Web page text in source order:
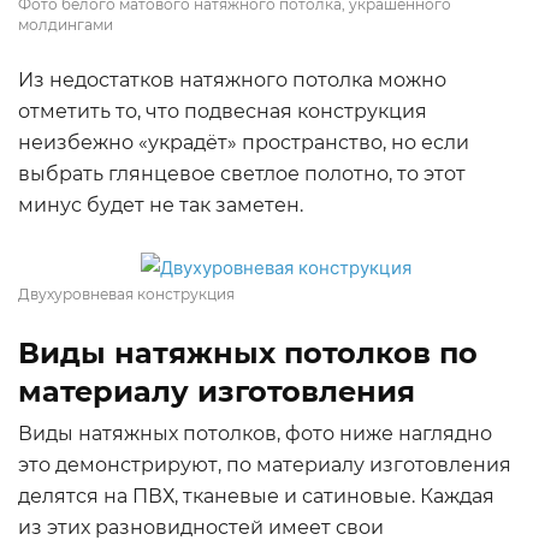
Фото белого матового натяжного потолка, украшенного
молдингами
Из недостатков натяжного потолка можно
отметить то, что подвесная конструкция
неизбежно «украдёт» пространство, но если
выбрать глянцевое светлое полотно, то этот
минус будет не так заметен.
Двухуровневая конструкция
Виды натяжных потолков по
материалу изготовления
Виды натяжных потолков, фото ниже наглядно
это демонстрируют, по материалу изготовления
делятся на ПВХ, тканевые и сатиновые. Каждая
из этих разновидностей имеет свои